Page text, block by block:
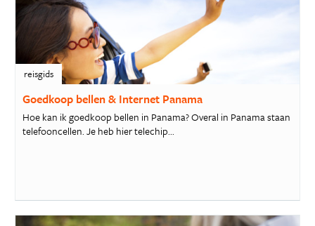
reisgids
Goedkoop bellen & Internet Panama
Hoe kan ik goedkoop bellen in Panama? Overal in Panama staan
telefooncellen. Je heb hier telechip...